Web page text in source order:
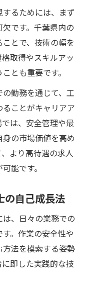
るためには、まず
です。千葉県内の
とで、技術の幅を
取得やスキルアッ
とも重要です。
勤務を通じて、工
ことがキャリアア
は、安全管理や最
の市場価値を高め
より高待遇の求人
能です。
の自己成長法
、日々の業務での
。作業の安全性や
法を模索する姿勢
即した実践的な技